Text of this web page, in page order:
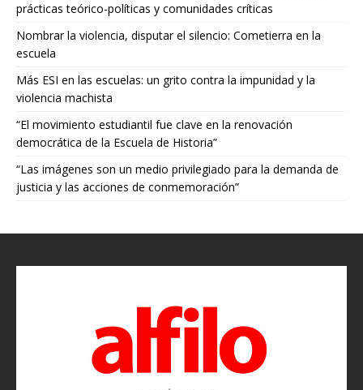
prácticas teórico-políticas y comunidades críticas
Nombrar la violencia, disputar el silencio: Cometierra en la
escuela
Más ESI en las escuelas: un grito contra la impunidad y la
violencia machista
“El movimiento estudiantil fue clave en la renovación
democrática de la Escuela de Historia”
“Las imágenes son un medio privilegiado para la demanda de
justicia y las acciones de conmemoración”